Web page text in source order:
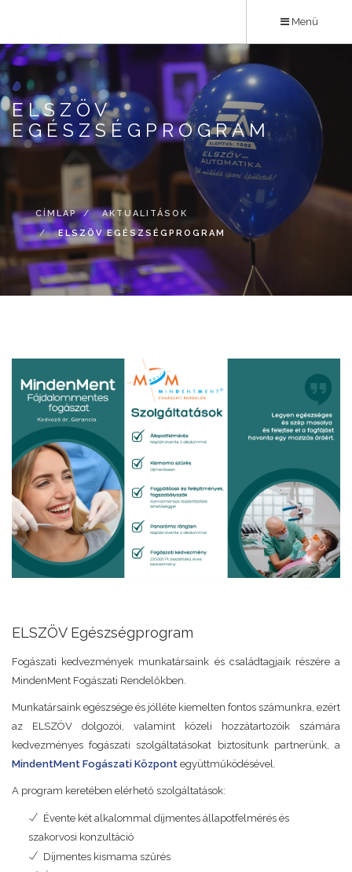
tartalomra
Menü
ELSZÖV
EGÉSZSÉGPROGRAM
CÍMLAP
AKTUALITÁSOK
ELSZÖV EGÉSZSÉGPROGRAM
ELSZÖV Egészségprogram
Fogászati kedvezmények munkatársaink és családtagjaik részére a
MindenMent Fogászati Rendelőkben.
Munkatársaink egészsége és jólléte kiemelten fontos számunkra, ezért
az ELSZÖV dolgozói, valamint közeli hozzátartozóik számára
kedvezményes fogászati szolgáltatásokat biztosítunk partnerünk, a
MindentMent Fogászati Központ együttműködésével.
A program keretében elérhető szolgáltatások:
Évente két alkalommal díjmentes állapotfelmérés és
szakorvosi konzultáció
Díjmentes kismama szűrés